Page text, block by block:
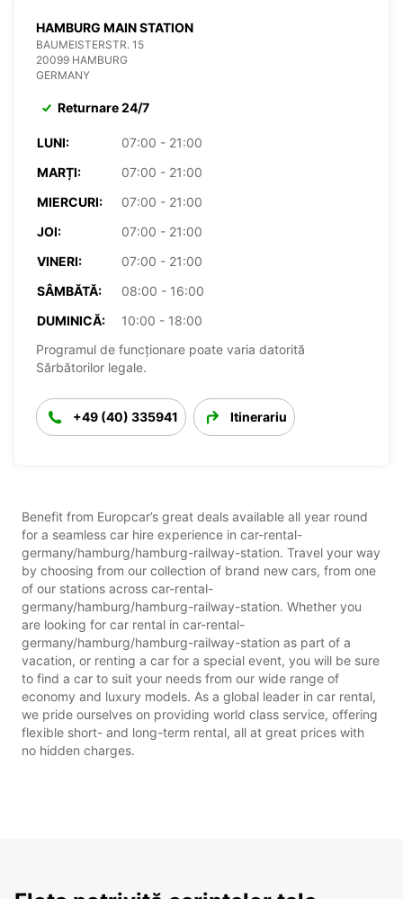
HAMBURG MAIN STATION
BAUMEISTERSTR. 15
20099 HAMBURG
GERMANY
Returnare 24/7
LUNI:
07:00 - 21:00
MARȚI:
07:00 - 21:00
MIERCURI:
07:00 - 21:00
JOI:
07:00 - 21:00
VINERI:
07:00 - 21:00
SÂMBĂTĂ:
08:00 - 16:00
DUMINICĂ:
10:00 - 18:00
Programul de funcționare poate varia datorită
Sărbătorilor legale.
+49 (40) 335941 Itinerariu
Benefit from Europcar’s great deals available all year round
for a seamless car hire experience in car-rental-
germany/hamburg/hamburg-railway-station. Travel your way
by choosing from our collection of brand new cars, from one
of our stations across car-rental-
germany/hamburg/hamburg-railway-station. Whether you
are looking for car rental in car-rental-
germany/hamburg/hamburg-railway-station as part of a
vacation, or renting a car for a special event, you will be sure
to find a car to suit your needs from our wide range of
economy and luxury models. As a global leader in car rental,
we pride ourselves on providing world class service, offering
flexible short- and long-term rental, all at great prices with
no hidden charges.